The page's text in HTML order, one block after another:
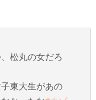
松丸の女だろ
東大生があの